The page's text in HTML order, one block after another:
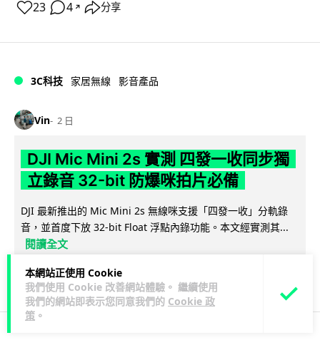
本網站正使用 Cookie
我們使用 Cookie 改善網站體驗。 繼續使用
我們的網站即表示您同意我們的 Cookie 政
策 。
23 4 ↗ 分享
3C科技 家居無線 影音產品
Vin 2 日
DJI Mic Mini 2s 實測 四發一收同步獨
立錄音 32-bit 防爆咪拍片必備
DJI 最新推出的 Mic Mini 2s 無線咪支援「四發一收」分軌錄
音，並首度下放 32-bit Float 浮點內錄功能。本文經實測其...
閱讀全文
253 1↗ 分享